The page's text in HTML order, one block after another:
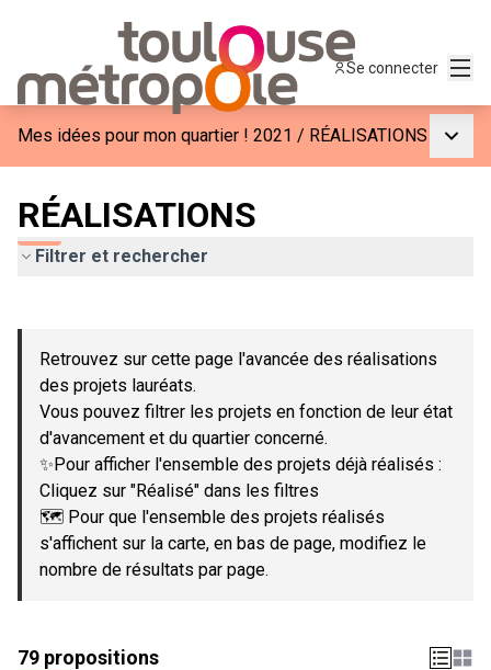
Se connecter
Mes idées pour mon quartier ! 2021 / RÉALISATIONS
RÉALISATIONS
Filtrer et rechercher
−
Retrouvez sur cette page l'avancée des réalisations
des projets lauréats.
Vous pouvez filtrer les projets en fonction de leur état
d'avancement et du quartier concerné.
✨Pour afficher l'ensemble des projets déjà réalisés :
Cliquez sur "Réalisé" dans les filtres
🗺️ Pour que l'ensemble des projets réalisés
s'affichent sur la carte, en bas de page, modifiez le
nombre de résultats par page.
79 propositions